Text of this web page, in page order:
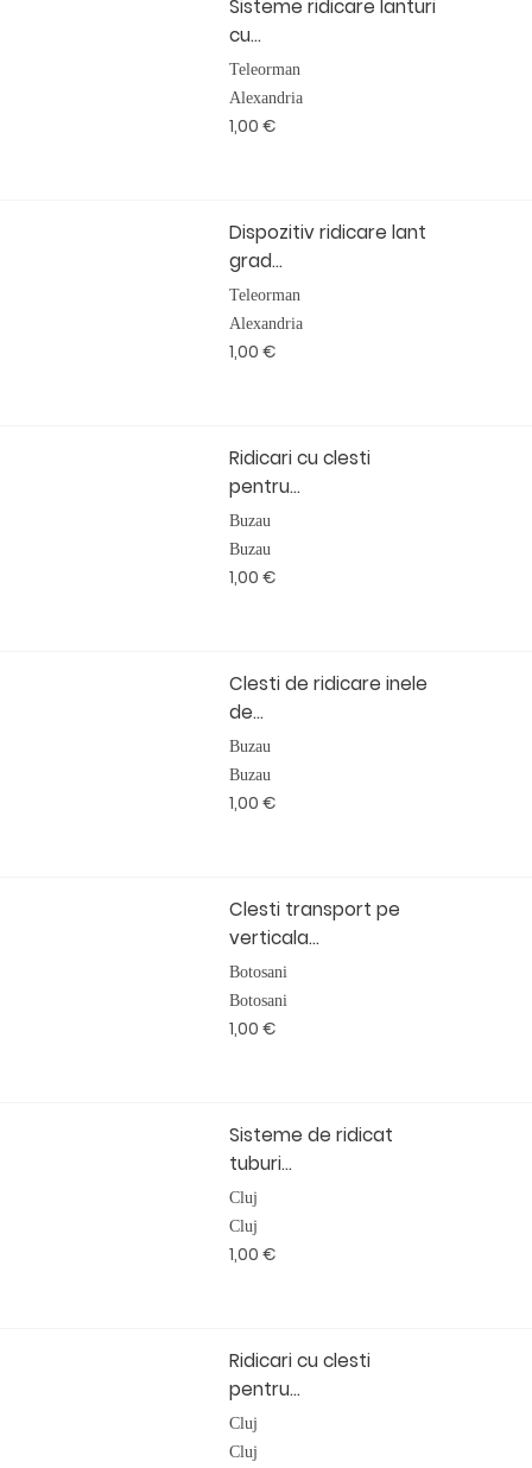
Sisteme ridicare lanturi
cu...
Teleorman
Alexandria
1,00 €
Dispozitiv ridicare lant
grad...
Teleorman
Alexandria
1,00 €
Ridicari cu clesti
pentru...
Buzau
Buzau
1,00 €
Clesti de ridicare inele
de...
Buzau
Buzau
1,00 €
Clesti transport pe
verticala...
Botosani
Botosani
1,00 €
Sisteme de ridicat
tuburi...
Cluj
Cluj
1,00 €
Ridicari cu clesti
pentru...
Cluj
Cluj